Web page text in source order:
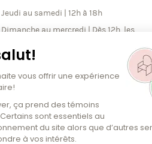
Jeudi au samedi | 12h à 18h
jours de spectacle seulement*
*À noter que la billetterie est
ouverte jusqu’à la fin de l’entracte
les soirs de spectacle.